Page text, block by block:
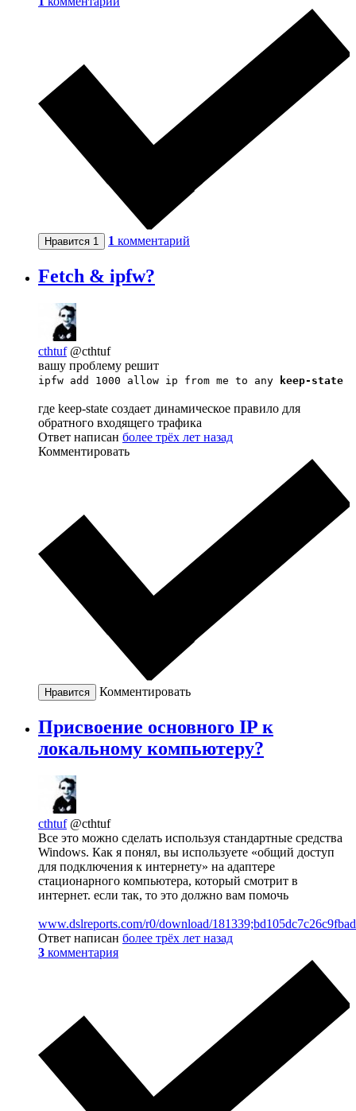
Нравится 1 1 комментарий
Fetch & ipfw?
cthtuf @cthtuf
вашу проблему решит
ipfw add 1000 allow ip from me to any keep-state
где keep-state создает динамическое правило для
обратного входящего трафика
Ответ написан более трёх лет назад
Комментировать
Нравится Комментировать
Присвоение основного IP к
локальному компьютеру?
cthtuf @cthtuf
Все это можно сделать используя стандартные средства
Windows. Как я понял, вы используете «общий доступ
для подключения к интернету» на адаптере
стационарного компьютера, который смотрит в
интернет. если так, то это должно вам помочь
www.dslreports.com/r0/download/
Ответ написан более трёх лет назад
3 комментария